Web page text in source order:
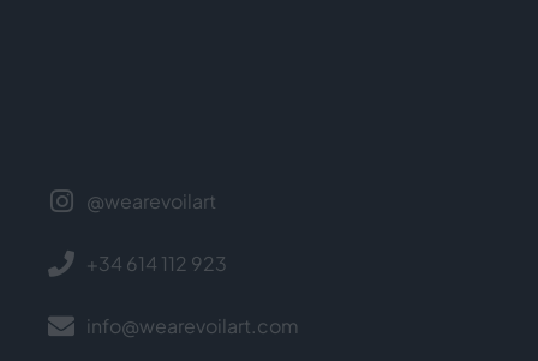
@wearevoilart
+34 614 112 923
info@wearevoilart.com